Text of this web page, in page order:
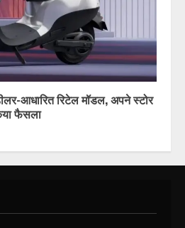
आधारित रिटेल मॉडल, अपने स्टोर
फैसला